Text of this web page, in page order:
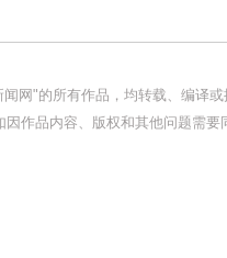
网"的所有作品，均转载、编译
作品内容、版权和其他问题需